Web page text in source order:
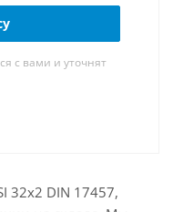
с вами и уточнят
32х2 DIN 17457,